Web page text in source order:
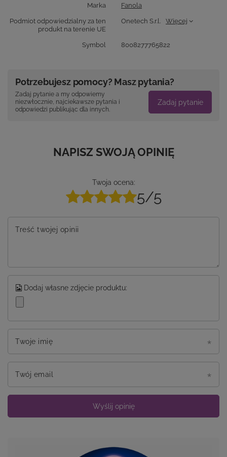
Marka Fanola
Podmiot odpowiedzialny za ten
produkt na terenie UE
Onetech S.r.l. Więcej
Symbol 8008277765822
Potrzebujesz pomocy? Masz pytania?
Zadaj pytanie a my odpowiemy
niezwłocznie, najciekawsze pytania i
odpowiedzi publikując dla innych.
Zadaj pytanie
NAPISZ SWOJĄ OPINIĘ
Twoja ocena:
5/5
Treść twojej opinii
Dodaj własne zdjęcie produktu:
Twoje imię
Twój email
Wyślij opinię